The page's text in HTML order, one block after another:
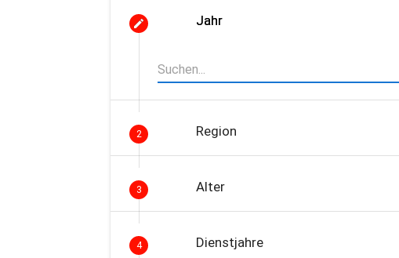
Jahr
2 Region
3 Alter
4 Dienstjahre